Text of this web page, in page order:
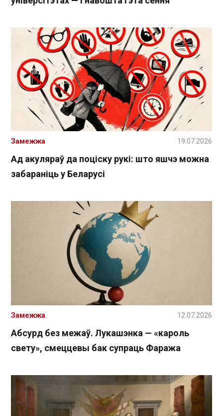
Ад акуляраў да поціску рукі: што яшчэ можна
забараніць у Беларусі
Замежжа 19.07.2026
Абсурд без межаў. Лукашэнка — «кароль
свету», смеццевы бак супраць Фаража
Замежжа 12.07.2026